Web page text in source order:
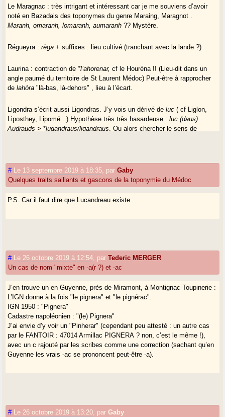
Le Maragnac : très intrigant et intéressant car je me souviens d’avoir
noté en Bazadais des toponymes du genre Maraing, Maragnot .
Maranh, omaranh, lomaranh, aumaranh ?? Mystère.
Régueyra :règa + suffixes : lieu cultivé (tranchant avec la lande ?)
Laurina : contraction de *l’ahorenar, cf le Houréna !! (Lieu-dit dans un
angle paumé du territoire de St Laurent Médoc) Peut-être à rapprocher
delahòra "là-bas, là-dehors" , lieu à l’écart.
Ligondra s’écrit aussi Ligondras. J’y vois un dérivé deluc ( cf Liglon,
Liposthey, Lipomé...) Hypothèse très très hasardeuse :luc (daus)
Audrauds > *lugandraus/ligandraus . Ou alors chercher le sens de
# Le 13 septembre 2019 à 18:35 parGaby
Quelques traits saillants et gascons de la toponymie du Médoc
P.S. Car il faut dire que Lucandreau existe.
# Le 26 octobre 2019 à 12:54 parTederic MERGER
Un cas de nom "mixte" en -a(r ?) et -ac
J’en trouve un en Guyenne, près de Miramont, à Montignac-Toupinerie :
L’IGN donne à la fois "le pignera" et "le pignérac".
IGN 1950 : "Pignera"
Cadastre napoléonien : "(le) Pignera"
J’ai envie d’y voir un "Pinherar" (cependant peu attesté : un autre cas
par le FANTOIR : 47014 Armillac PIGNERA ? non, c’est le même !),
avec un c rajouté par les scribes comme une correction (sachant qu’en
Guyenne les vrais -ac se prononcent peut-être -a).
# Le 26 octobre 2019 à 13:20 parGaby